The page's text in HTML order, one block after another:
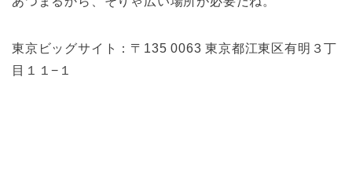
東京ビッグサイト：〒135 0063 東京都江東区有明３丁
目１１−１